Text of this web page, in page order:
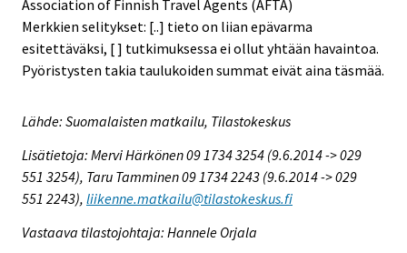
Association of Finnish Travel Agents (AFTA)
Merkkien selitykset: [..] tieto on liian epävarma
esitettäväksi, [ ] tutkimuksessa ei ollut yhtään havaintoa.
Pyöristysten takia taulukoiden summat eivät aina täsmää.
Lähde: Suomalaisten matkailu, Tilastokeskus
Lisätietoja: Mervi Härkönen 09 1734 3254 (9.6.2014 -> 029
551 3254), Taru Tamminen 09 1734 2243 (9.6.2014 -> 029
551 2243), liikenne.matkailu@tilastokeskus.fi
Vastaava tilastojohtaja: Hannele Orjala